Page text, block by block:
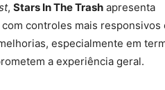
, Stars In The Trash apresenta
controles mais responsivos
especialmente em
a experiência geral.